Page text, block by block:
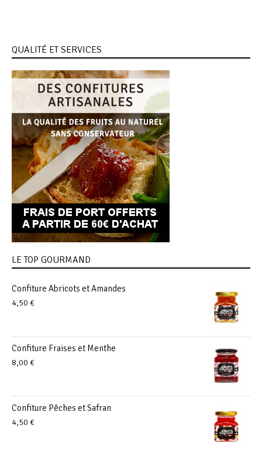
QUALITÉ ET SERVICES
LE TOP GOURMAND
Confiture Abricots et Amandes
4,50 €
Confiture Fraises et Menthe
8,00 €
Confiture Pêches et Safran
4,50 €